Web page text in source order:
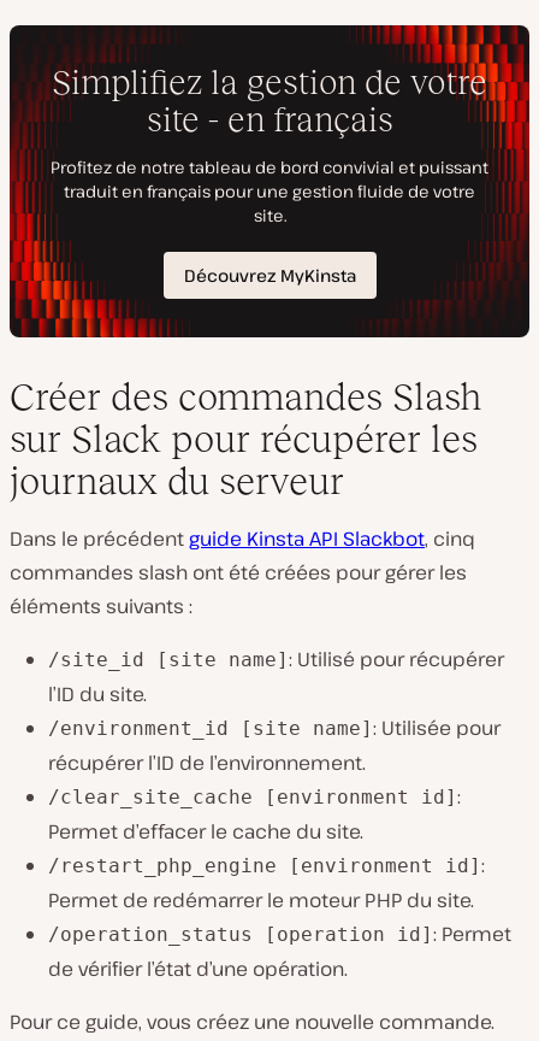
Créer des commandes Slash
sur Slack pour récupérer les
journaux du serveur
Dans le précédentguide Kinsta API Slackbot, cinq
commandes slash ont été créées pour gérer les
éléments suivants :
/site_id [site name] : Utilisé pour récupérer
l’ID du site.
/environment_id [site name] : Utilisée pour
récupérer l’ID de l’environnement.
/clear_site_cache [environment id] :
Permet d’effacer le cache du site.
/restart_php_engine [environment id] :
Permet de redémarrer le moteur PHP du site.
/operation_status [operation id] : Permet
de vérifier l’état d’une opération.
Pour ce guide, vous créez une nouvelle commande.